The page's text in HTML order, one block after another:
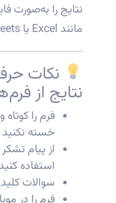
مانند Excel یا Google Sheets تحلیل نمایید.
نکات
نتایج از
فرم را
خسته نکنید
از پیام
استفاده کنید
سوالات